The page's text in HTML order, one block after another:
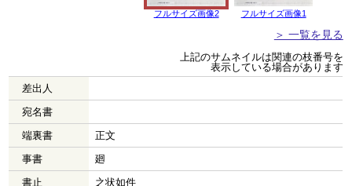
フルサイズ画像2 フルサイズ画像1
＞ 一覧を見る
上記のサムネイルは関連の枝番号を
表示している場合があります
差出人
宛名書
端裏書
正文
事書
廻
書止
之状如件